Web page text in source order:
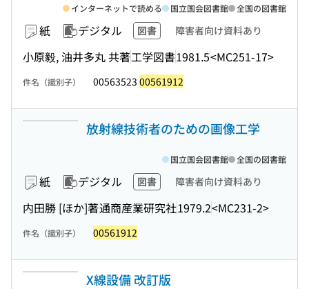
紙 デジタル 図書 障害者向け資料あり
小原毅, 油井多丸 共著工学図書1981.5<MC251-17>
インターネットで読める 国立国会図書館 全国の図書館
件名（識別子） 00563523 00561912
放射線技術者のための画像工学
紙 デジタル 図書 障害者向け資料あり
内田勝 [ほか]著通商産業研究社1979.2<MC231-2>
国立国会図書館 全国の図書館
件名（識別子） 00561912
X線設備 改訂版